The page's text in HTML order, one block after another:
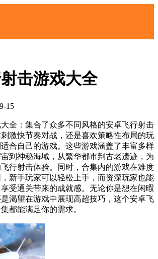
击游戏大全
15
全：集合了众多不同风格的安卓飞行射击
激快节奏对战，还是喜欢策略性布局的玩
合自己的游戏。这些游戏涵盖了丰富多样
到神秘海域，从繁华都市到古老遗迹，为
行射击体验。同时，合集内的游戏在难度
新手玩家可以轻松上手，而资深玩家也能
受通关带来的成就感。无论你是想在闲暇
渴望在游戏中展现高超技巧，这个安卓飞
都能满足你的需求。